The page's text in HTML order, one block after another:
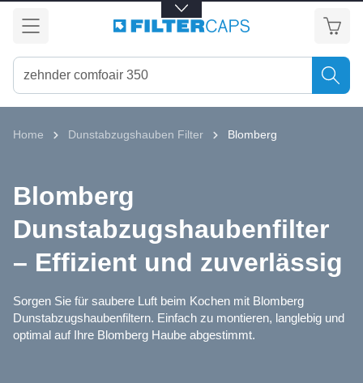
springen
Home Dunstabzugshauben Filter Blomberg
Blomberg
Dunstabzugshaubenfilter
– Effizient und zuverlässig
Sorgen Sie für saubere Luft beim Kochen mit Blomberg
Dunstabzugshaubenfiltern. Einfach zu montieren, langlebig und
optimal auf Ihre Blomberg Haube abgestimmt.